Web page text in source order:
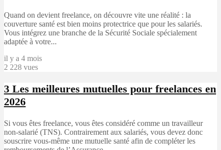
Quand on devient freelance, on découvre vite une réalité : la
couverture santé est bien moins protectrice que pour les salariés.
Vous intégrez une branche de la Sécurité Sociale spécialement
adaptée à votre...
il y a 4 mois
2 228 vues
3 Les meilleures mutuelles pour freelances en
2026
Si vous êtes freelance, vous êtes considéré comme un travailleur
non-salarié (TNS). Contrairement aux salariés, vous devez donc
souscrire vous-même une mutuelle santé afin de compléter les